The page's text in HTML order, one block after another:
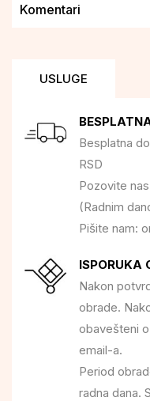
Komentari
USLUGE
Besplatna
RSD
Pozovite
(Radnim
Pišite nam:
ISPORUKA
Nakon
obrade.
obavešteni
email-a.
Period
radna dana.